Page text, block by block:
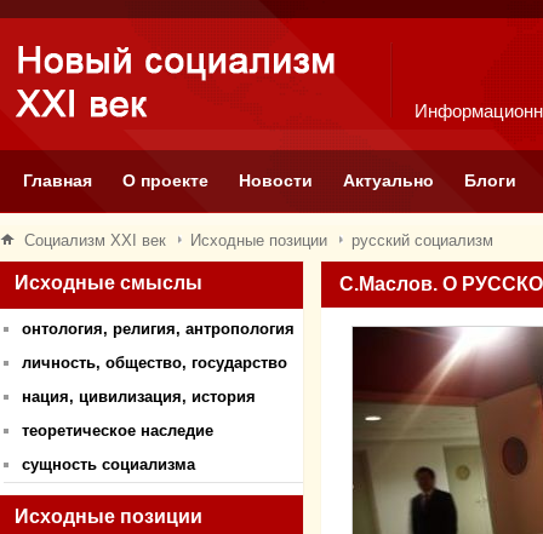
Главная О проекте Новости Актуально Блоги
Социализм XXI век Исходные позиции русский социализм
Исходные смыслы
онтология, религия, антропология
личность, общество, государство
нация, цивилизация, история
теоретическое наследие
сущность социализма
Исходные позиции
С.Маслов. О